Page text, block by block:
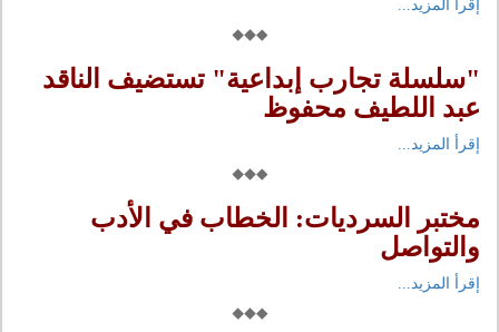
إقرأ المزيد...
"سلسلة تجارب إبداعية" تستضيف الناقد
عبد اللطيف محفوظ
إقرأ المزيد...
مختبر السرديات: الخطاب في الأدب
والتواصل
إقرأ المزيد...